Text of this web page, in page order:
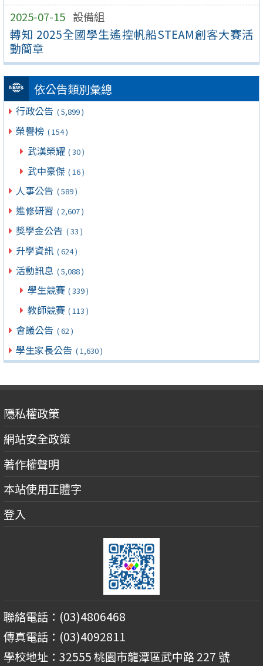
2025-07-15 設備組
轉知 2025全國學生遙控帆船STEAM創客大賽活
動簡章
依公告類別彙總
行政公告 ( 5,899 )
榮譽榜 ( 154 )
武漢榮耀 ( 30 )
武中豪傑 ( 16 )
人事公告 ( 589 )
進修研習 ( 2,607 )
獎學金公告 ( 33 )
升學資訊 ( 624 )
活動訊息 ( 5,088 )
學生競賽 ( 339 )
教師競賽 ( 113 )
會議公告 ( 62 )
學生家長公告 ( 1,630 )
隱私權政策
網站安全政策
著作權聲明
本站使用正體字
登入
聯絡電話：(03)4806468
傳真電話：(03)4092811
學校地址：32555 桃園市龍潭區武中路 227 號